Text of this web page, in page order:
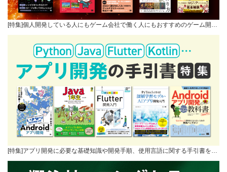
[特集]個人開発している人にもゲーム会社で働く人にもおすすめのゲーム開…
[特集]アプリ開発に必要な基礎知識や開発手順、使用言語に関する手引書を…